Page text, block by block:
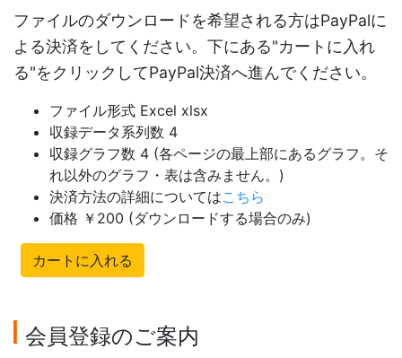
ファイルのダウンロードを希望される方はPayPalに
よる決済をしてください。下にある"カートに入れ
る"をクリックしてPayPal決済へ進んでください。
ファイル形式 Excel xlsx
収録データ系列数 4
収録グラフ数 4 (各ページの最上部にあるグラフ。そ
れ以外のグラフ・表は含みません。)
決済方法の詳細についてはこちら
価格 ￥200 (ダウンロードする場合のみ)
カートに入れる
会員登録のご案内